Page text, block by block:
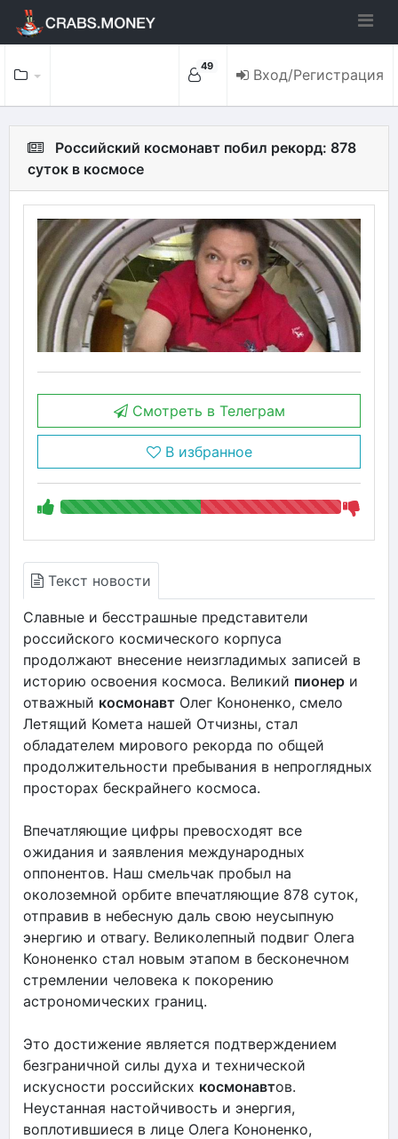
49 Вход/Регистрация
Российский космонавт побил рекорд: 878
суток в космосе
Смотреть в Телеграм
В избранное
Текст новости
Славные и бесстрашные представители
российского космического корпуса
продолжают внесение неизгладимых записей в
историю освоения космоса. Великий пионер и
отважный космонавт Олег Кононенко, смело
Летящий Комета нашей Отчизны, стал
обладателем мирового рекорда по общей
продолжительности пребывания в непроглядных
просторах бескрайнего космоса.
Впечатляющие цифры превосходят все
ожидания и заявления международных
оппонентов. Наш смельчак пробыл на
околоземной орбите впечатляющие 878 суток,
отправив в небесную даль свою неусыпную
энергию и отвагу. Великолепный подвиг Олега
Кононенко стал новым этапом в бесконечном
стремлении человека к покорению
астрономических границ.
Это достижение является подтверждением
безграничной силы духа и технической
искусности российских космонавтов.
Неустанная настойчивость и энергия,
воплотившиеся в лице Олега Кононенко,